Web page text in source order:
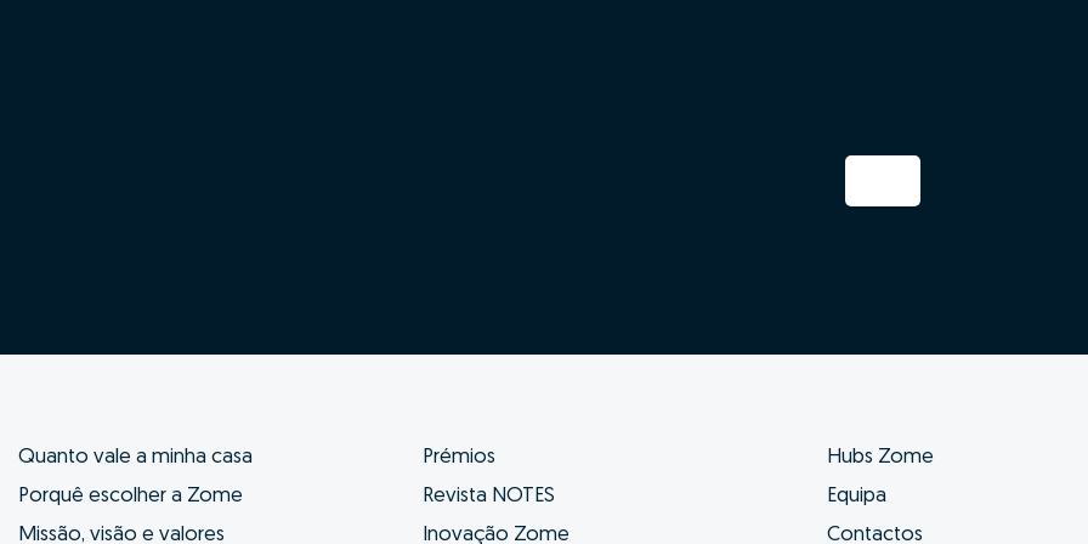
Quanto vale a minha casa
Porquê escolher a Zome
Missão, visão e valores
Prémios
Revista NOTES
Inovação Zome
Hubs Zome
Equipa
Contactos